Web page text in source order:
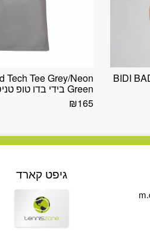
BIDI
Tech Tee Grey/Neon
Green בידי בדו טופ טניס גברים
₪165
גיפט קארד